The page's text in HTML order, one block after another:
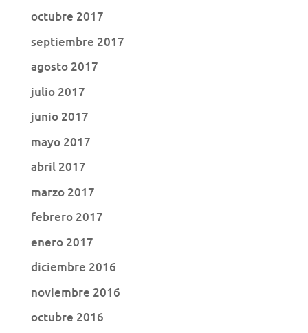
octubre 2017
septiembre 2017
agosto 2017
julio 2017
junio 2017
mayo 2017
abril 2017
marzo 2017
febrero 2017
enero 2017
diciembre 2016
noviembre 2016
octubre 2016